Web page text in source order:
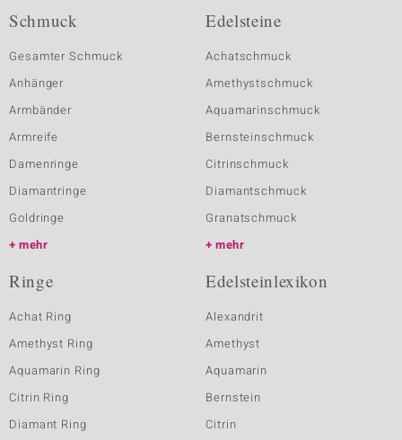
Schmuck
Gesamter Schmuck
Anhänger
Armbänder
Armreife
Damenringe
Diamantringe
Goldringe
mehr
Edelsteine
Achatschmuck
Amethystschmuck
Aquamarinschmuck
Bernsteinschmuck
Citrinschmuck
Diamantschmuck
Granatschmuck
mehr
Ringe
Achat Ring
Amethyst Ring
Aquamarin Ring
Citrin Ring
Diamant Ring
Edelsteinlexikon
Alexandrit
Amethyst
Aquamarin
Bernstein
Citrin